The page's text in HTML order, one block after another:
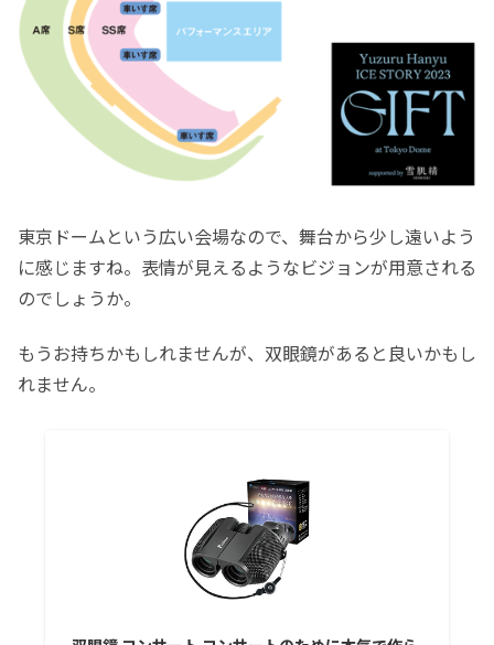
東京ドームという広い会場なので、舞台から少し遠いよう
に感じますね。表情が見えるようなビジョンが用意される
のでしょうか。
もうお持ちかもしれませんが、双眼鏡があると良いかもし
れません。